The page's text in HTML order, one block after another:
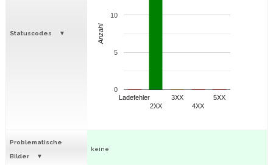
Statuscodes
Ladefehler
2XX
3XX
4XX
5XX
0
5
10
Anzahl
Problematische
Bilder
keine